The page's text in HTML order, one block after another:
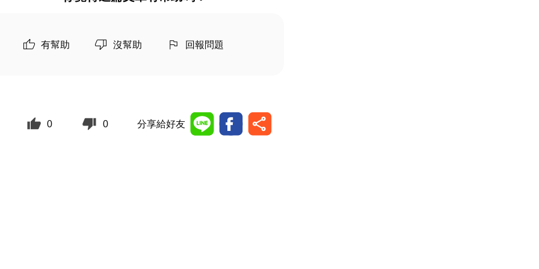
有幫助 沒幫助 回報問題
0 0 分享給好友